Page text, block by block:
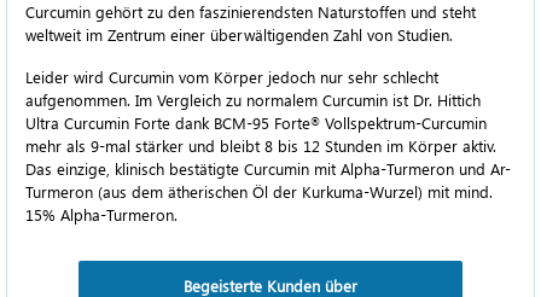
Curcumin gehört zu den faszinierendsten Naturstoffen und steht
weltweit im Zentrum einer überwältigenden Zahl von Studien.
Leider wird Curcumin vom Körper jedoch nur sehr schlecht
aufgenommen. Im Vergleich zu normalem Curcumin ist Dr. Hittich
Ultra Curcumin Forte dank BCM-95 Forte® Vollspektrum-Curcumin
mehr als 9-mal stärker und bleibt 8 bis 12 Stunden im Körper aktiv.
Das einzige, klinisch bestätigte Curcumin mit Alpha-Turmeron und Ar-
Turmeron (aus dem ätherischen Öl der Kurkuma-Wurzel) mit mind.
15% Alpha-Turmeron.
Begeisterte Kunden über